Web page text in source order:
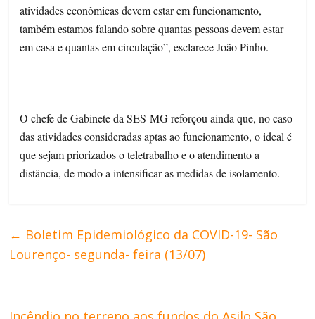
atividades econômicas devem estar em funcionamento,
também estamos falando sobre quantas pessoas devem estar
em casa e quantas em circulação”, esclarece João Pinho.
O chefe de Gabinete da SES-MG reforçou ainda que, no caso
das atividades consideradas aptas ao funcionamento, o ideal é
que sejam priorizados o teletrabalho e o atendimento a
distância, de modo a intensificar as medidas de isolamento.
← Boletim Epidemiológico da COVID-19- São
Lourenço- segunda- feira (13/07)